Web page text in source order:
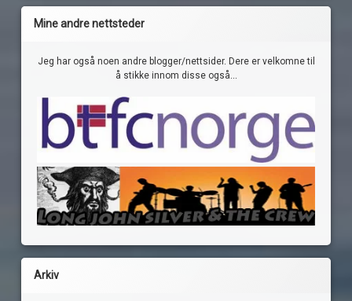
Mine andre nettsteder
Jeg har også noen andre blogger/nettsider. Dere er velkomne til
å stikke innom disse også...
Arkiv